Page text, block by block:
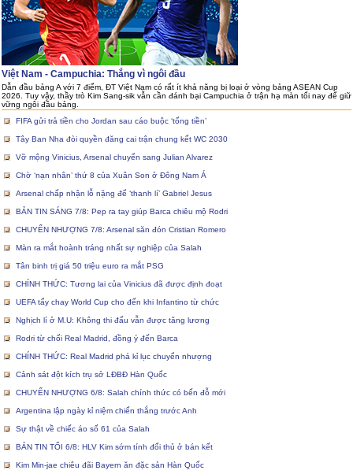
Việt Nam - Campuchia: Thắng vì ngôi đầu
Dẫn đầu bảng A với 7 điểm, ĐT Việt Nam có rất ít khả năng bị loại ở vòng bảng ASEAN Cup
2026. Tuy vậy, thầy trò Kim Sang-sik vẫn cần đánh bại Campuchia ở trận hạ màn tối nay để giữ
vững ngôi đầu bảng.
FIFA gửi trả tiền cho Jordan sau cáo buộc ‘tống tiền’
Tây Ban Nha đòi quyền đăng cai trận chung kết WC 2030
Vỡ mộng Vinicius, Arsenal chuyển sang Julian Alvarez
Chờ ‘nạn nhân’ thứ 8 của Xuân Son ở Đông Nam Á
Arsenal chấp nhận lỗ nặng để ‘thanh lí’ Gabriel Jesus
BẢN TIN SÁNG 7/8: Pep ra tay giúp Barca chiêu mộ Rodri
CHUYỂN NHƯỢNG 7/8: Arsenal săn đón Cristian Romero
Màn ra mắt hoành tráng nhất sự nghiệp của Salah
Tân binh trị giá 50 triệu euro ra mắt PSG
CHÍNH THỨC: Tương lai của Vinicius đã được định đoạt
UEFA tẩy chay World Cup cho đến khi Infantino từ chức
Nghịch lí ở M.U: Không thi đấu vẫn được tăng lương
Rodri từ chối Real Madrid, đồng ý đến Barca
CHÍNH THỨC: Real Madrid phá kỉ lục chuyển nhượng
Cảnh sát đột kích trụ sở LĐBĐ Hàn Quốc
CHUYỂN NHƯỢNG 6/8: Salah chính thức có bến đỗ mới
Argentina lập ngày kỉ niệm chiến thắng trước Anh
Sự thật về chiếc áo số 61 của Salah
BẢN TIN TỐI 6/8: HLV Kim sớm tính đối thủ ở bán kết
Kim Min-jae chiêu đãi Bayern ăn đặc sản Hàn Quốc